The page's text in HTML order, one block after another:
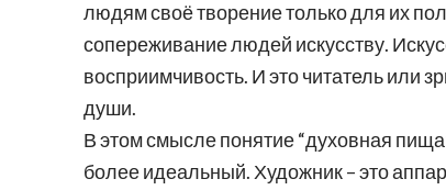
людям своё творение только для их
сопереживание людей искусству.
восприимчивость. И это читатель или
души.
В этом смысле понятие “духовная
более идеальный. Художник – это